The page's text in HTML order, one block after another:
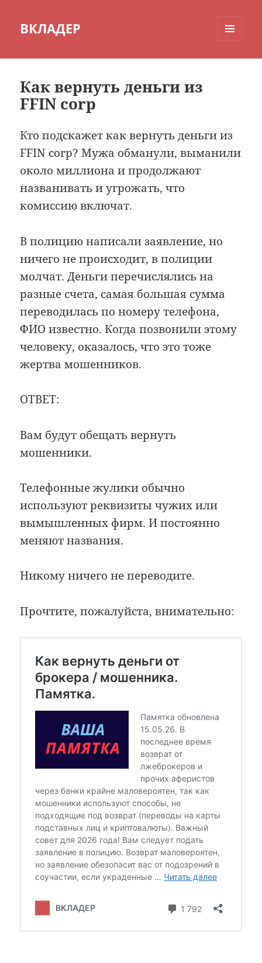
ВКЛАДЕР
Как вернуть деньги из
FFIN corp
Кто подскажет как вернуть деньги из
FFIN corp? Мужа обманули, выманили
около миллиона и продолжают
названивать и угрожать, что
комиссию включат.
В полицию написали заявление, но
ничего не происходит, в полиции
молчат. Деньги перечислялись на
разные счета, самая большая сумма
переводилась по номеру телефона,
ФИО известно. Когда позвонили этому
человеку, оказалось, что это тоже
жертва мошенников.
ОТВЕТ:
Вам будут обещать вернуть
мошенники.
Телефонные жулики обычно
используют реквизиты чужих или
вымышленных фирм. И постоянно
меняют названия.
Никому ничего не переводите.
Прочтите, пожалуйста, внимательно: